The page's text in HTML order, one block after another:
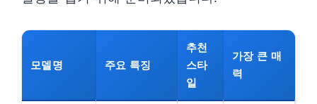
모델명 주요 특징
추천
스타
일
가장 큰 매
력